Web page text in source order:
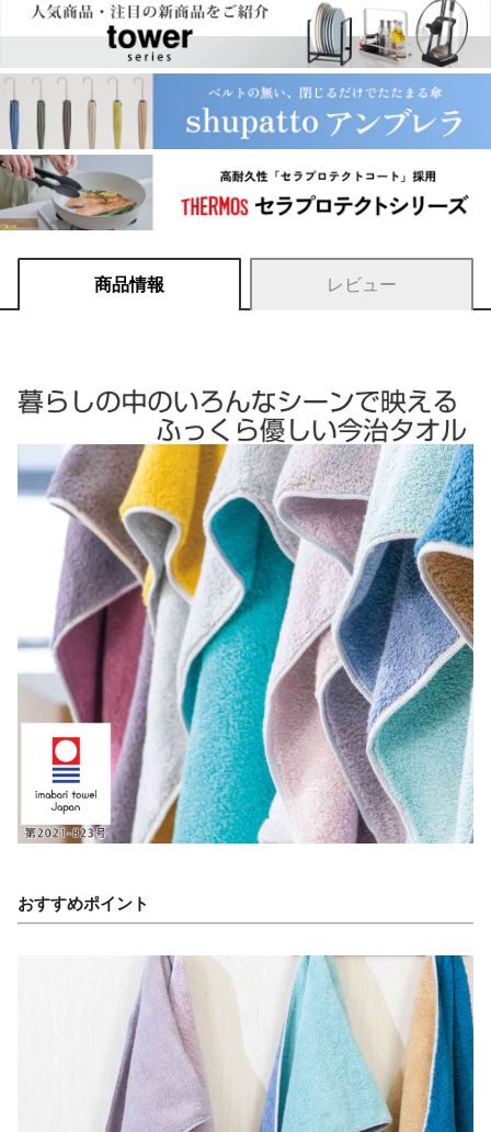
商品情報 レビュー
おすすめポイント